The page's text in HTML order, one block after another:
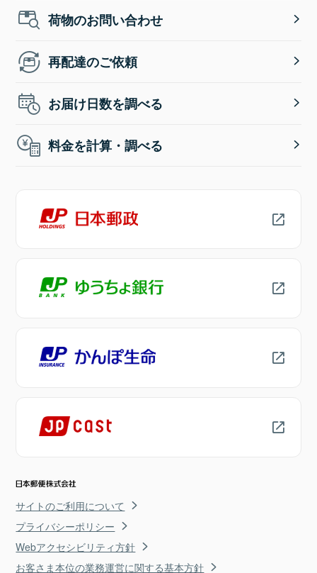
荷物のお問い合わせ
再配達のご依頼
お届け日数を調べる
料金を計算・調べる
サイトのご利用について
プライバシーポリシー
Webアクセシビリティ方針
お客さま本位の業務運営に関する基本方針